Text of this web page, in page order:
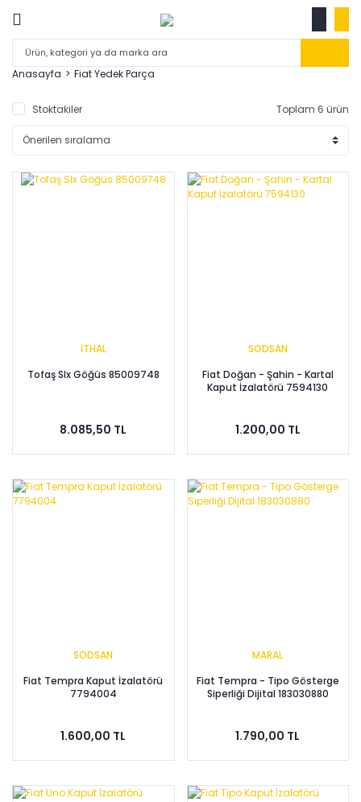
Anasayfa Fiat Yedek Parça
Stoktakiler Toplam 6 ürün
İTHAL
Tofaş Slx Göğüs 85009748
8.085,50 TL
SODSAN
Fiat Doğan - Şahin - Kartal
Kaput İzalatörü 7594130
1.200,00 TL
SODSAN
Fiat Tempra Kaput İzalatörü
7794004
1.600,00 TL
MARAL
Fiat Tempra - Tipo Gösterge
Siperliği Dijital 183030880
1.790,00 TL